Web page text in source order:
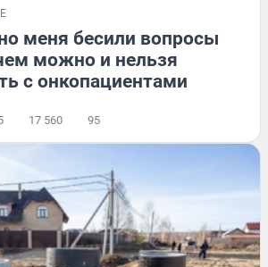
меня бесили вопросы
можно и нельзя
с онкопациентами
17 560 95